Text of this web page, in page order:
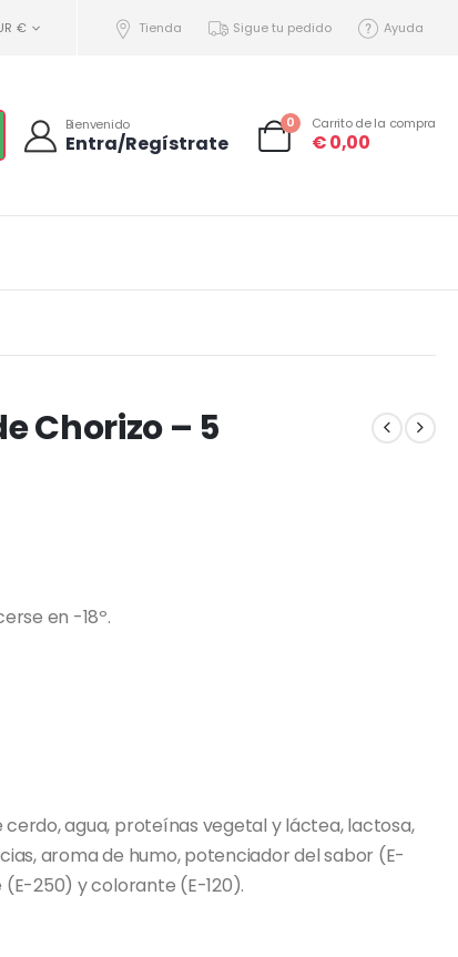
€ Tienda Sigue tu pedido Ayuda
Bienvenido
Entra/Regístrate
0 Carrito de la compra
€0,00
Chorizo – 5
en -18º.
agua, proteínas vegetal y láctea, lactosa,
aroma de humo, potenciador del sabor (E-
(E-250) y colorante (E-120).